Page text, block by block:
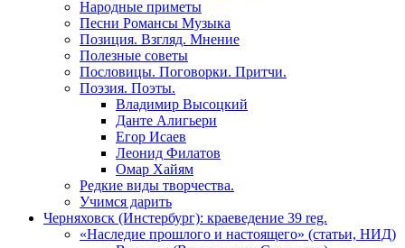
Народные приметы
Песни Романсы Музыка
Позиция. Взгляд. Мнение
Полезные советы
Пословицы. Поговорки. Притчи.
Поэзия. Поэты.
Владимир Высоцкий
Данте Алигьери
Егор Исаев
Леонид Филатов
Омар Хайям
Редкие виды творчества.
Учимся дарить
Черняховск (Инстербург): краеведение 39 reg.
«Наследие прошлого и настоящего» (статьи, НИД)